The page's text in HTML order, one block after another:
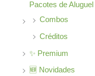
Pacotes de Aluguel
Combos
Créditos
✨ Premium
🆕 Novidades